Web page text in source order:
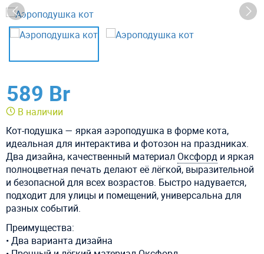
589 Br
В наличии
Кот-подушка — яркая аэроподушка в форме кота,
идеальная для интерактива и фотозон на праздниках.
Два дизайна, качественный материал Оксфорд и яркая
полноцветная печать делают её лёгкой, выразительной
и безопасной для всех возрастов. Быстро надувается,
подходит для улицы и помещений, универсальна для
разных событий.
Преимущества:
• Два варианта дизайна